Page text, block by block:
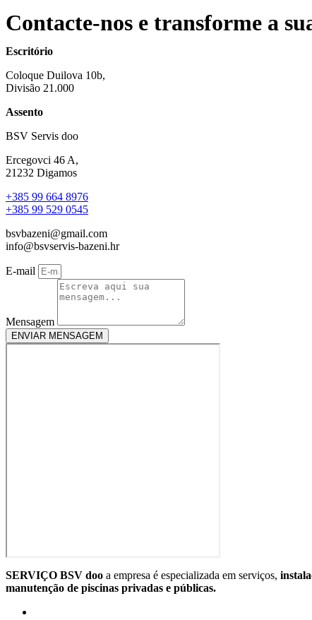
Contacte-nos e transforme a
Escritório
Coloque Duilova 10b,
Divisão 21.000
Assento
BSV Servis doo
Ercegovci 46 A,
21232 Digamos
+385 99 664 8976
+385 99 529 0545
bsvbazeni@gmail.com
info@bsvservis-bazeni.hr
E-mail
Mensagem
ENVIAR MENSAGEM
SERVIÇO BSV doo a empresa é especializada em serviços,
manutenção de piscinas privadas e públicas.